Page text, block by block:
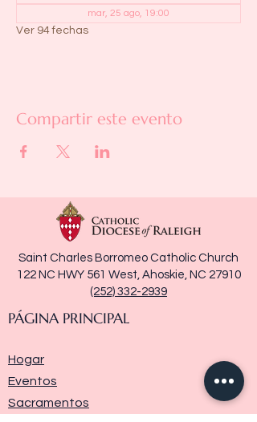
mar, 25 ago, 19:00
Ver 94 fechas
Compartir este evento
Saint Charles Borromeo Catholic Church
122 NC HWY 561 West, Ahoskie, NC 27910
(252) 332-2939
PÁGINA PRINCIPAL
Hogar
Eventos
Sacramentos